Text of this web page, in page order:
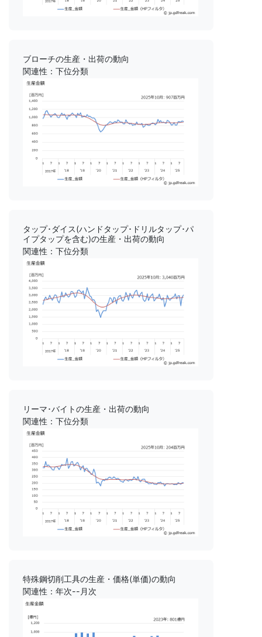
ブローチの生産・出荷の動向
関連性：下位分類
タップ･ダイス(ハンドタップ･ドリルタップ･パ
イプタップを含む)の生産・出荷の動向
関連性：下位分類
リーマ･バイトの生産・出荷の動向
関連性：下位分類
特殊鋼切削工具の生産・価格(単価)の動向
関連性：年次--月次